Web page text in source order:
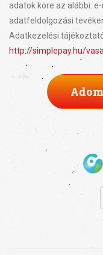
adatok köre az alábbi:
adatfeldolgozási
Adatkezelési
http://simplepay.hu/